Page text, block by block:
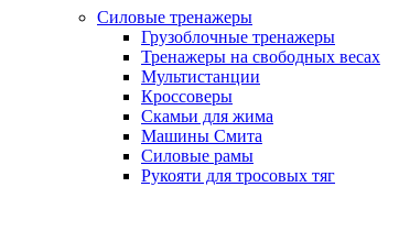
Силовые тренажеры
Грузоблочные тренажеры
Тренажеры на свободных весах
Мультистанции
Кроссоверы
Скамьи для жима
Машины Смита
Силовые рамы
Рукояти для тросовых тяг